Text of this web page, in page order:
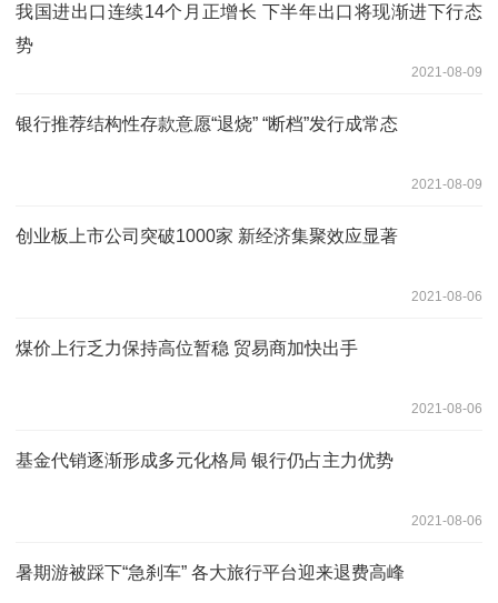
我国进出口连续14个月正增长 下半年出口将现渐进下行态
势
2021-08-09
银行推荐结构性存款意愿“退烧” “断档”发行成常态
2021-08-09
创业板上市公司突破1000家 新经济集聚效应显著
2021-08-06
煤价上行乏力保持高位暂稳 贸易商加快出手
2021-08-06
基金代销逐渐形成多元化格局 银行仍占主力优势
2021-08-06
暑期游被踩下“急刹车” 各大旅行平台迎来退费高峰